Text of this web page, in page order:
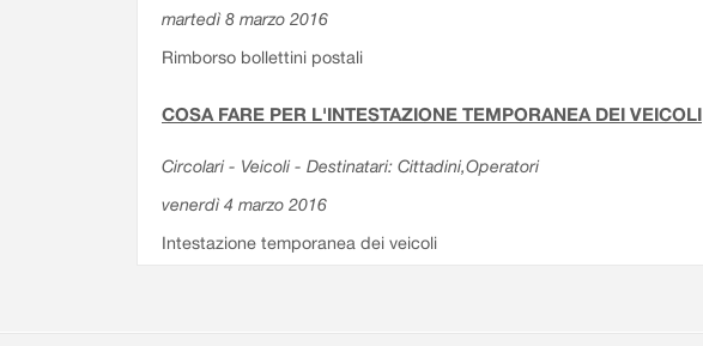
martedì 8 marzo 2016
Rimborso bollettini postali
COSA FARE PER L'INTESTAZIONE TEMPORANEA DEI VEICOLI
Circolari - Veicoli - Destinatari: Cittadini,Operatori
venerdì 4 marzo 2016
Intestazione temporanea dei veicoli